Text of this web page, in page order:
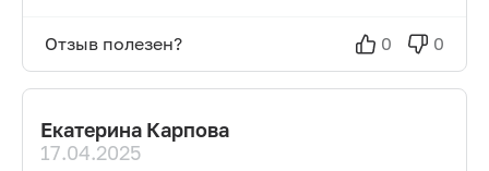
Отзыв полезен? 0 0
Екатерина Карпова
17.04.2025